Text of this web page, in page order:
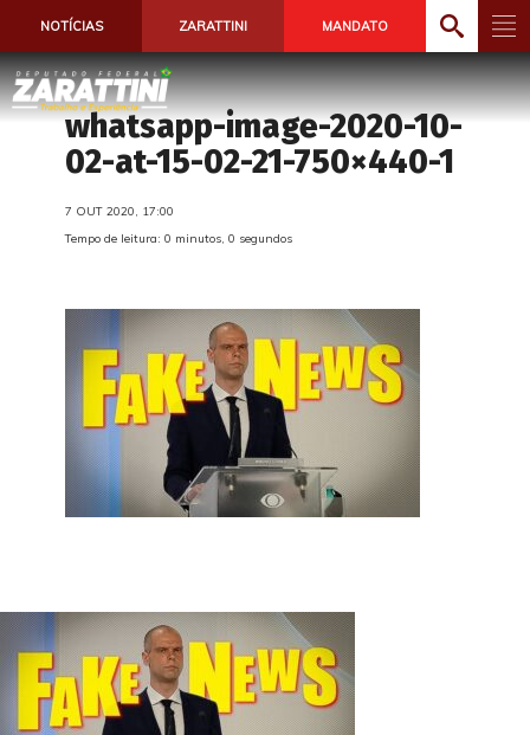
NOTÍCIAS ZARATTINI MANDATO
whatsapp-image-2020-10-
02-at-15-02-21-750×440-1
7 OUT 2020, 17:00
Tempo de leitura: 0 minutos, 0 segundos